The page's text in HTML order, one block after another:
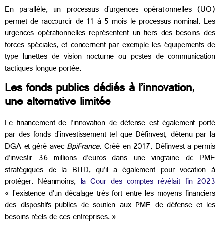
En parallèle, un processus d’urgences opérationnelles (UO)
permet de raccourcir de 11 à 5 mois le processus nominal. Les
urgences opérationnelles représentent un tiers des besoins des
forces spéciales, et concernent par exemple les équipements de
type lunettes de vision nocturne ou postes de communication
tactiques longue portée.
Les fonds publics dédiés à l’innovation,
une alternative limitée
Le financement de l’innovation de défense est également porté
par des fonds d’investissement tel que Définvest, détenu par la
DGA et géré avecBpiFrance. Créé en 2017, Définvest a permis
d’investir 36 millions d’euros dans une vingtaine de PME
stratégiques de la BITD, qu’il a également pour vocation à
protéger. Néanmoins, la Cour des comptes révélait fin 2023
« l’existence d’un décalage très fort entre les moyens financiers
des dispositifs publics de soutien aux PME de défense et les
besoins réels de ces entreprises. »